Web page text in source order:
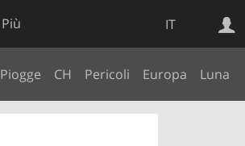
IT
Più
Piogge CH Pericoli Europa Luna
Ricerca Web